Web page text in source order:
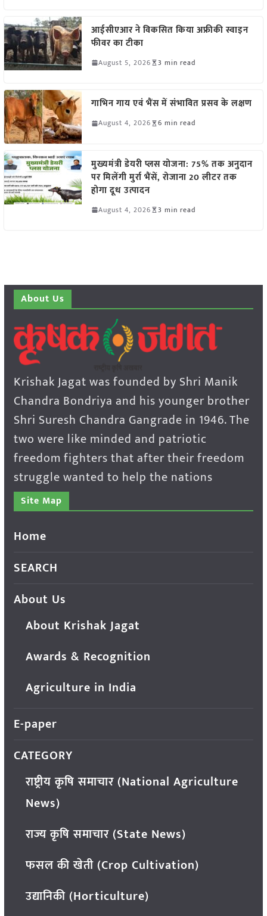
आईसीएआर ने विकसित किया अफ्रीकी स्वाइन
फीवर का टीका
August 5, 2026 3 min read
गाभिन गाय एवं भैंस में संभावित प्रसव के लक्षण
August 4, 2026 6 min read
मुख्यमंत्री डेयरी प्लस योजना: 75% तक अनुदान
पर मिलेंगी मुर्रा भैंसें, रोजाना 20 लीटर तक
होगा दूध उत्पादन
August 4, 2026 3 min read
About Us
Krishak Jagat was founded by Shri Manik
Chandra Bondriya and his younger brother
Shri Suresh Chandra Gangrade in 1946. The
two were like minded and patriotic
freedom fighters that after their freedom
struggle wanted to help the nations
Site Map
Home
SEARCH
About Us
About Krishak Jagat
Awards & Recognition
Agriculture in India
E-paper
CATEGORY
राष्ट्रीय कृषि समाचार (National Agriculture
News)
राज्य कृषि समाचार (State News)
फसल की खेती (Crop Cultivation)
उद्यानिकी (Horticulture)